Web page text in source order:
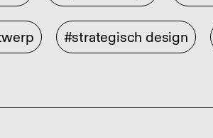
#strategisch design